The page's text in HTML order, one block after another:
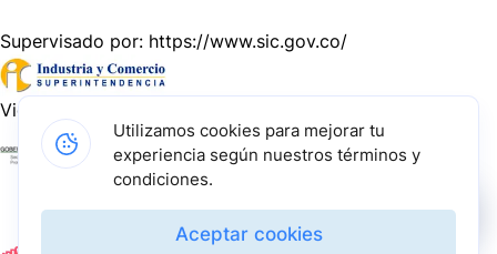
Supervisado por: https://www.sic.gov.co/
Vigilado por:
Gracias a nuestros impulsadores, podemos presentarte la
solución tecnológica más avanzada para resolver los
desafíos farmacéuticos de la actualidad.
Utilizamos cookies para mejorar tu
experiencia según nuestros términos y
condiciones.
Aceptar cookies